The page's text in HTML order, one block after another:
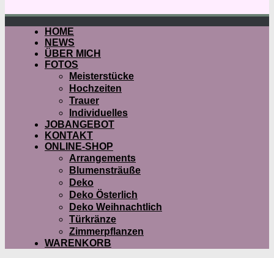
HOME
NEWS
ÜBER MICH
FOTOS
Meisterstücke
Hochzeiten
Trauer
Individuelles
JOBANGEBOT
KONTAKT
ONLINE-SHOP
Arrangements
Blumensträuße
Deko
Deko Österlich
Deko Weihnachtlich
Türkränze
Zimmerpflanzen
WARENKORB